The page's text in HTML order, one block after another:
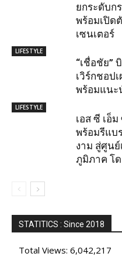
ยกระดับ
พร้อมเปิด
เซนเตอร์
LIFESTYLE
“เชื่อชัย”
เวิร์กชอป
พร้อมแนะ
LIFESTYLE
เอส ซี เอ็
พร้อมรีแบ
งาม สู่ศูน
ภูมิภาค โ
STATITICS : Since 2018
Total Views: 6,042,217